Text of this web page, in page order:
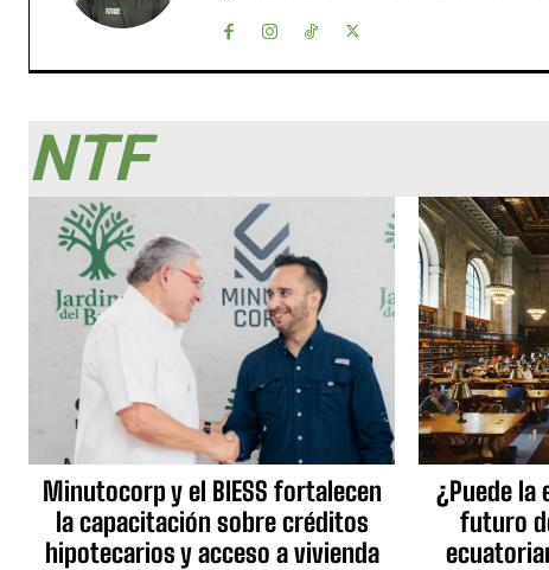
NTF
Minutocorp y el BIESS fortalecen
la capacitación sobre créditos
hipotecarios y acceso a vivienda
¿Puede la
futuro